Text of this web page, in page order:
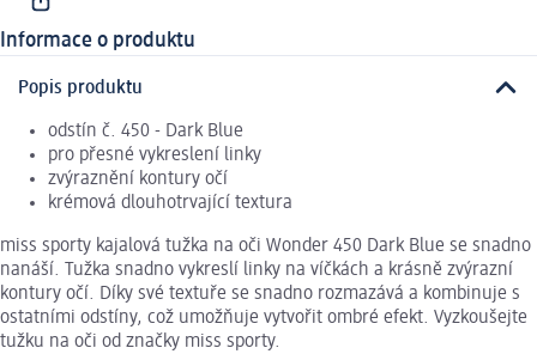
Informace o produktu
Popis produktu
odstín č. 450 - Dark Blue
pro přesné vykreslení linky
zvýraznění kontury očí
krémová dlouhotrvající textura
miss sporty kajalová tužka na oči Wonder 450 Dark Blue se snadno
nanáší. Tužka snadno vykreslí linky na víčkách a krásně zvýrazní
kontury očí. Díky své textuře se snadno rozmazává a kombinuje s
ostatními odstíny, což umožňuje vytvořit ombré efekt. Vyzkoušejte
tužku na oči od značky miss sporty.